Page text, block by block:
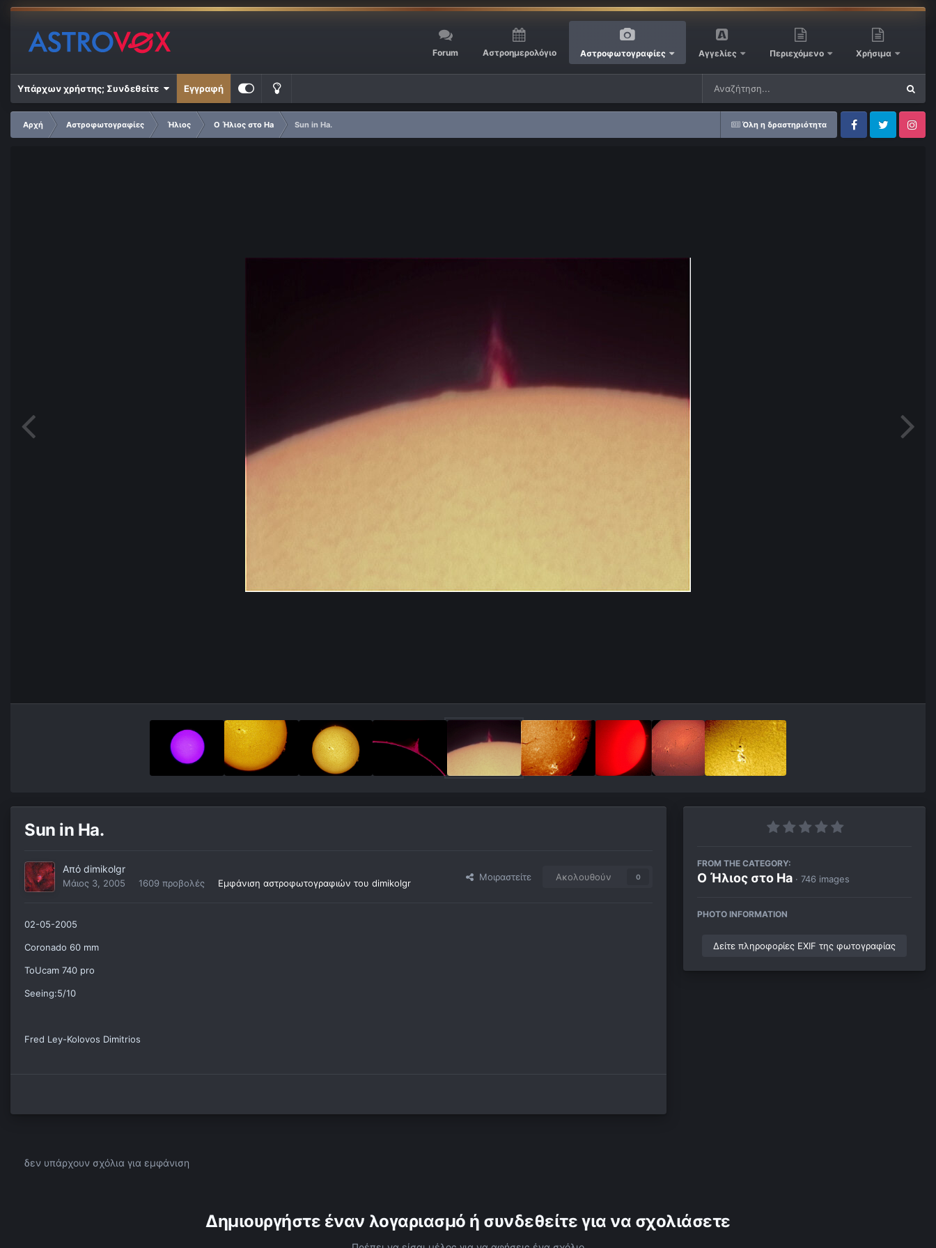
Forum Αστροημερολόγιο Αστροφωτογραφίες Αγγελίες Περιεχόμενο Χρήσιμα
Υπάρχων χρήστης; Συνδεθείτε Εγγραφή
Όλη η δραστηριότητα
Αρχή Αστροφωτογραφίες Ήλιος Ο Ήλιος στο Ha
Sun in Ha.
FacebookTwitter Instagram
Sun in Ha.
Από dimikolgr
Μάιος 3, 2005 1609 προβολές Εμφάνιση αστροφωτογραφιών του dimikolgr
Μοιραστείτε Ακολουθούν 0
02-05-2005
Coronado 60 mm
ToUcam 740 pro
Seeing:5/10
Fred Ley-Kolovos Dimitrios
FROM THE CATEGORY:
Ο Ήλιος στο Ha · 746 images
PHOTO INFORMATION
Δείτε πληροφορίες EXIF της φωτογραφίας
δεν υπάρχουν σχόλια για εμφάνιση
Δημιουργήστε έναν λογαριασμό ή συνδεθείτε για να σχολιάσετε